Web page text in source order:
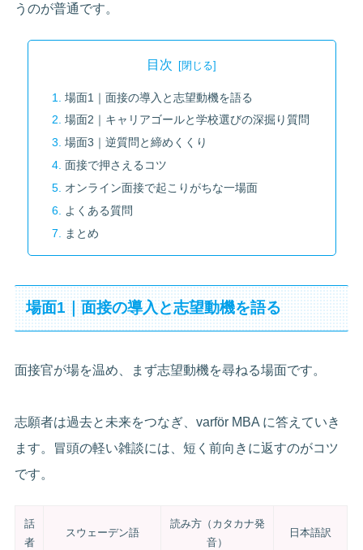
うのが普通です。
目次
場面1｜面接の導入と志望動機を語る
場面2｜キャリアゴールと学校選びの深掘り質問
場面3｜逆質問と締めくくり
面接で押さえるコツ
オンライン面接で起こりがちな一場面
よくある質問
まとめ
場面1｜面接の導入と志望動機を語る
面接官が場を温め、まず志望動機を尋ねる場面です。
志願者は過去と未来をつなぎ、varför MBA に答えていき
ます。冒頭の軽い雑談には、短く前向きに返すのがコツ
です。
話
者
スウェーデン語
読み方（カタカナ発
音）
日本語訳